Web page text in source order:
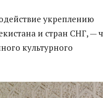
укреплению
и стран СНГ, —
культурного